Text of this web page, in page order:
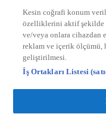
Kesin coğrafi konum
özelliklerini aktif şekilde
ve/veya onlara cihazdan
reklam ve içerik ölçümü,
geliştirilmesi.
İş Ortakları Listesi